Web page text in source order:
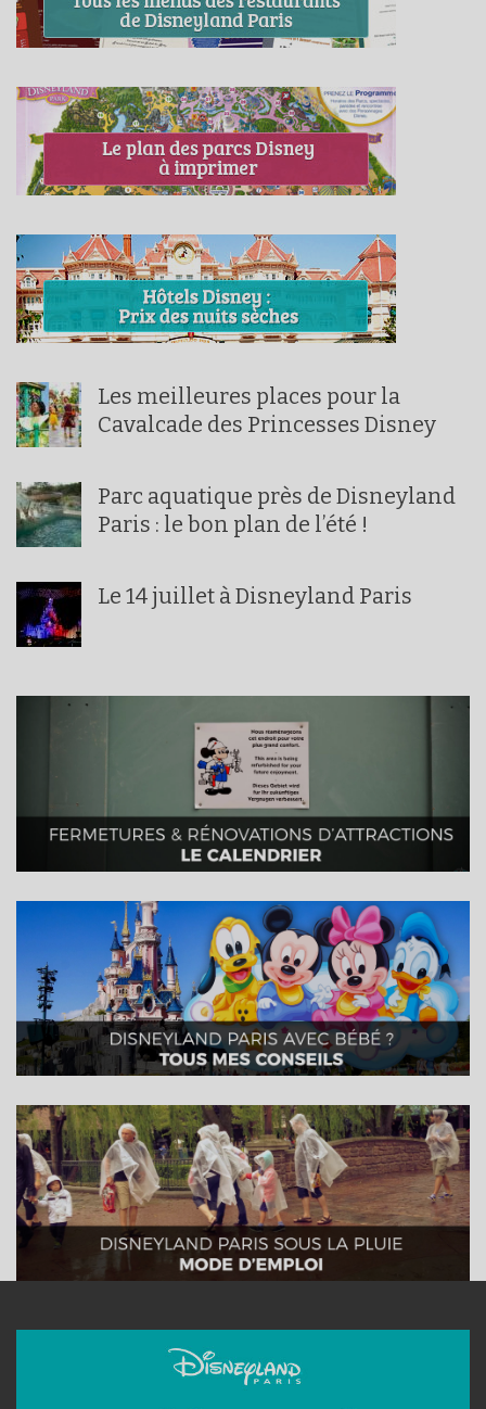
Les meilleures places pour la
Cavalcade des Princesses Disney
Parc aquatique près de Disneyland
Paris : le bon plan de l’été !
Le 14 juillet à Disneyland Paris